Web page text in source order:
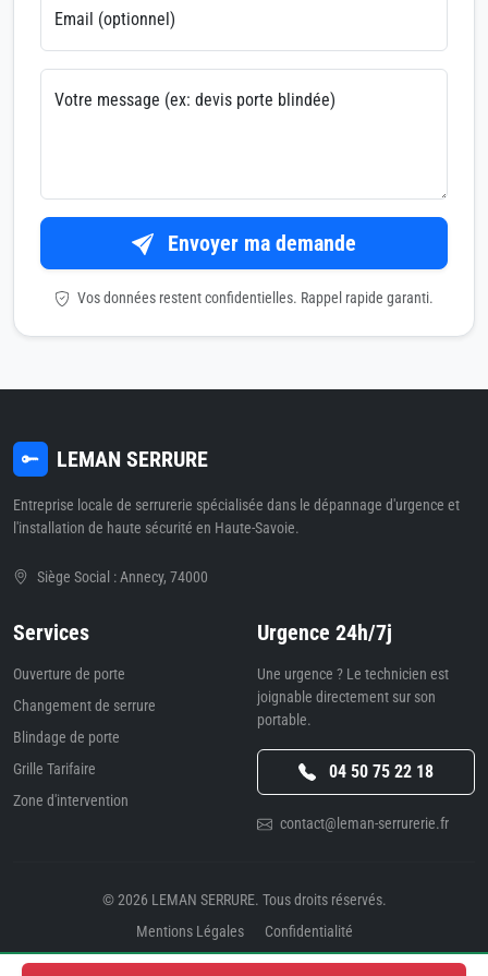
Email (optionnel)
Votre message (ex: devis porte blindée)
Envoyer ma demande
Vos données restent confidentielles. Rappel rapide garanti.
LEMAN SERRURE
Entreprise locale de serrurerie spécialisée dans le dépannage d'urgence et
l'installation de haute sécurité en Haute-Savoie.
Siège Social : Annecy, 74000
Services
Ouverture de porte
Changement de serrure
Blindage de porte
Grille Tarifaire
Zone d'intervention
Urgence 24h/7j
Une urgence ? Le technicien est
joignable directement sur son
portable.
04 50 75 22 18
contact@leman-serrurerie.fr
© 2026 LEMAN SERRURE. Tous droits réservés.
Mentions Légales
Confidentialité